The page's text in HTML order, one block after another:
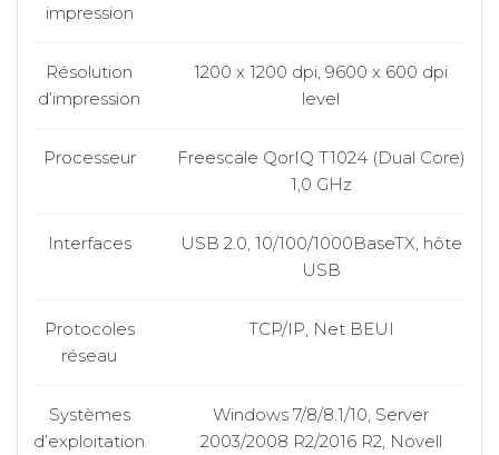
impression
Résolution
d’impression
1200 x 1200 dpi, 9600 x 600 dpi
level
Processeur
Freescale QorIQ T1024 (Dual Core)
1,0 GHz
Interfaces
USB 2.0, 10/100/1000BaseTX, hôte
USB
Protocoles
réseau
TCP/IP, Net BEUI
Systèmes
d’exploitation
Windows 7/8/8.1/10, Server
2003/2008 R2/2016 R2, Novell